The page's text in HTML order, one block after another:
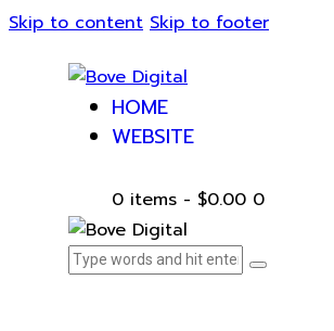
Skip to content Skip to footer
HOME
WEBSITE
0 items - $0.00 0